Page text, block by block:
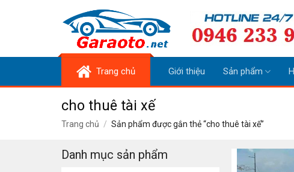
Trang chủ Giới thiệu Sản phẩm
cho thuê tài xế
Trang chủ / Sản phẩm được gắn thẻ “cho thuê tài xế”
Danh mục sản phẩm